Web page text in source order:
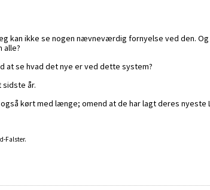
kan ikke se nogen nævneværdig fornyelse ved den.
alle?
at se hvad det nye er ved dette system?
sidste år.
kørt med længe; omend at de har lagt deres
Falster.